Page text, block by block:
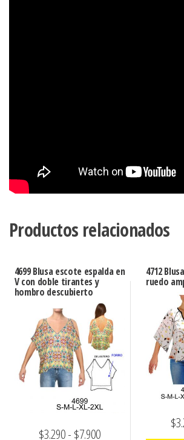
Productos relacionados
4699 Blusa escote espalda en
V con doble tirantes y
hombro descubierto
$3.290- $7.900Rango
4712
ruedo
$